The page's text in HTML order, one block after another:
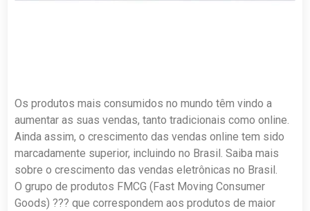
Os produtos mais consumidos no mundo têm vindo a
aumentar as suas vendas, tanto tradicionais como online.
Ainda assim, o crescimento das vendas online tem sido
marcadamente superior, incluindo no Brasil. Saiba mais
sobre o crescimento das vendas eletrônicas no Brasil.
O grupo de produtos FMCG (Fast Moving Consumer
Goods) ??? que correspondem aos produtos de maior